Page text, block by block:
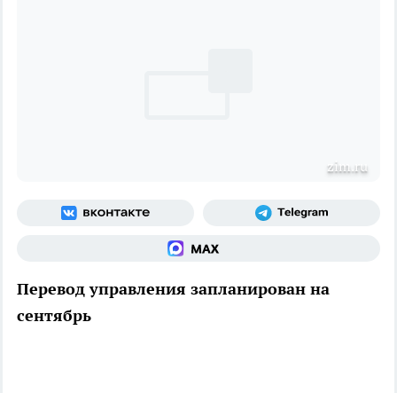
zim.ru
Перевод управления запланирован на
сентябрь